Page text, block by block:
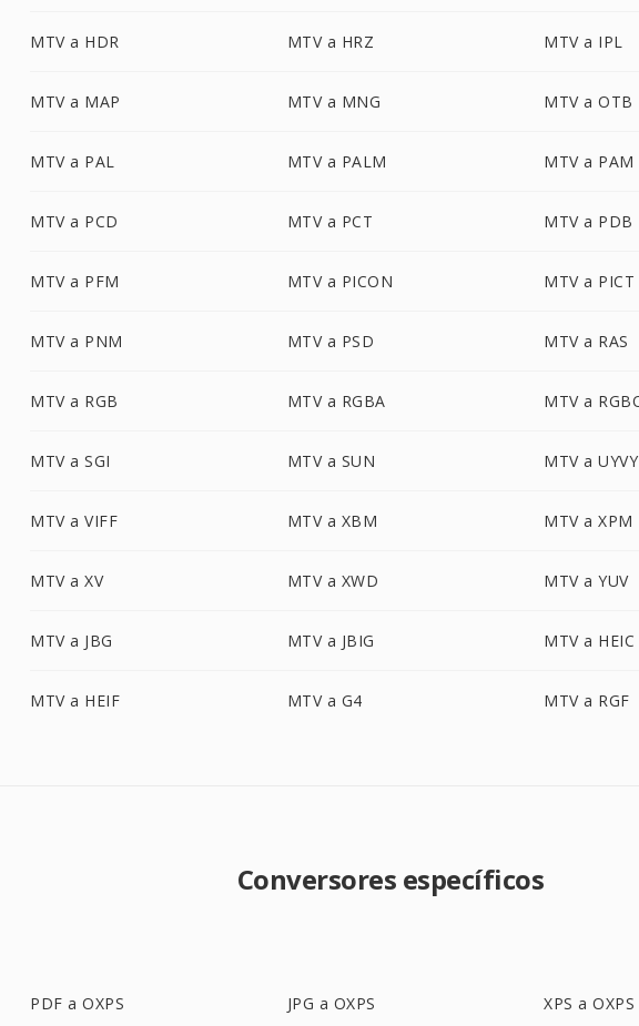
MTV a HDR MTV a HRZ MTV a IPL
MTV a MAP MTV a MNG MTV a OTB
MTV a PAL MTV a PALM MTV a PAM
MTV a PCD MTV a PCT MTV a PDB
MTV a PFM MTV a PICON MTV a PICT
MTV a PNM MTV a PSD MTV a RAS
MTV a RGB MTV a RGBA MTV a
MTV a SGI MTV a SUN MTV a UYVY
MTV a VIFF MTV a XBM MTV a XPM
MTV a XV MTV a XWD MTV a YUV
MTV a JBG MTV a JBIG MTV a HEIC
MTV a HEIF MTV a G4 MTV a RGF
Conversores específicos
PDF a OXPS JPG a OXPS XPS a OXPS